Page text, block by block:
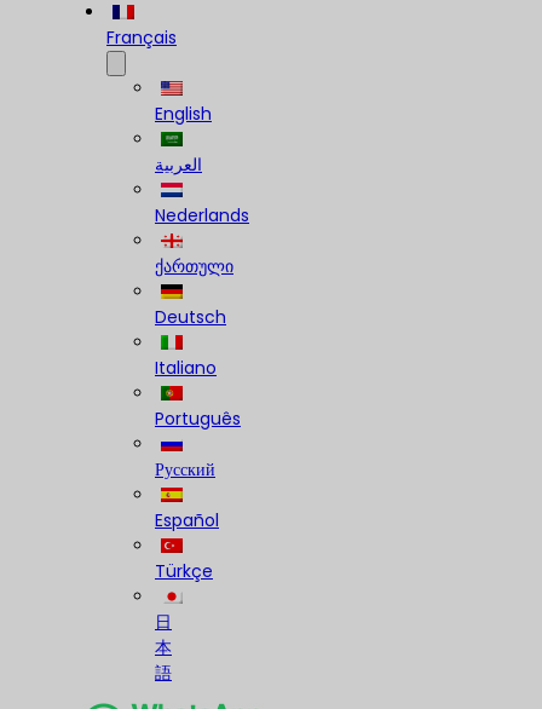
Français
English
العربية
Nederlands
ქართული
Deutsch
Italiano
Português
Русский
Español
Türkçe
日
本
語